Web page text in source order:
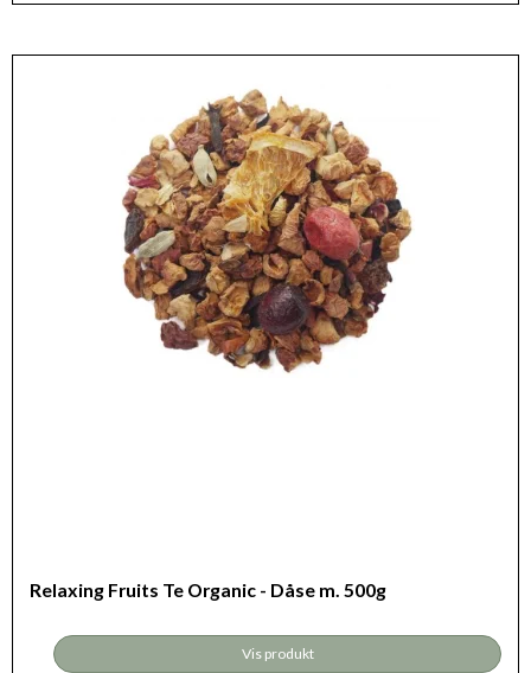
Relaxing Fruits Te Organic - Dåse m. 500g
Vis produkt